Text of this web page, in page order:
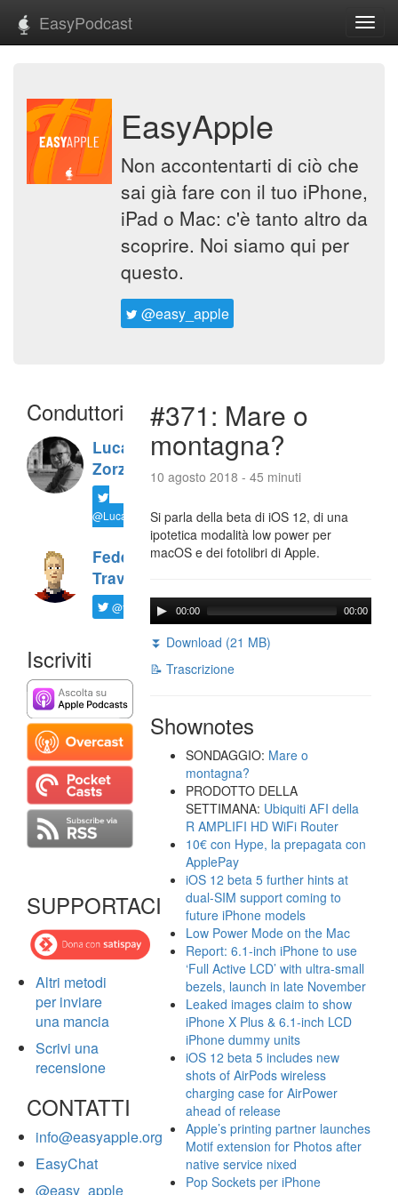
EasyPodcast
EasyApple
Non accontentarti di ciò che
sai già fare con il tuo iPhone,
iPad o Mac: c'è tanto altro da
scoprire. Noi siamo qui per
questo.
@easy_apple
Conduttori
Luca
Zorzi
@LucaTNT
Federico
Travaini
@ftrava
Iscriviti
SUPPORTACI
Altri metodi
per inviare
una mancia
Scrivi una
recensione
CONTATTI
info@easyapple.org
EasyChat
@easy_apple
#371: Mare o
montagna?
10 agosto 2018 - 45 minuti
Si parla della beta di iOS 12, di una
ipotetica modalità low power per
macOS e dei fotolibri di Apple.
00:00 00:00
⏬ Download (21 MB)
📝 Trascrizione
Shownotes
SONDAGGIO: Mare o
montagna?
PRODOTTO DELLA
SETTIMANA: Ubiquiti AFI della
R AMPLIFI HD WiFi Router
10€ con Hype, la prepagata con
ApplePay
iOS 12 beta 5 further hints at
dual-SIM support coming to
future iPhone models
Low Power Mode on the Mac
Report: 6.1-inch iPhone to use
‘Full Active LCD’ with ultra-small
bezels, launch in late November
Leaked images claim to show
iPhone X Plus & 6.1-inch LCD
iPhone dummy units
iOS 12 beta 5 includes new
shots of AirPods wireless
charging case for AirPower
ahead of release
Apple’s printing partner launches
Motif extension for Photos after
native service nixed
Pop Sockets per iPhone